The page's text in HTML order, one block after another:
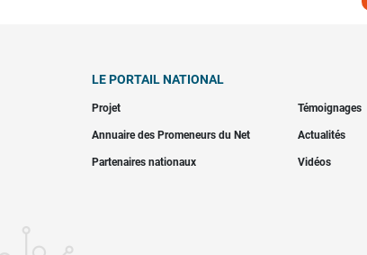
LE PORTAIL NATIONAL
Projet Témoignages
Annuaire des Promeneurs du Net Actualités
Partenaires nationaux Vidéos